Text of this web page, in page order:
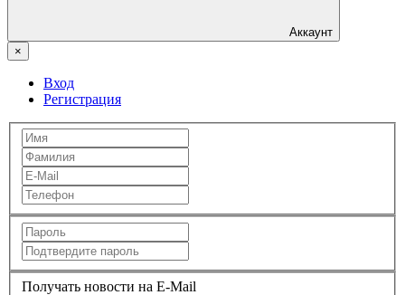
Аккаунт
×
Вход
Регистрация
Получать новости на E-Mail